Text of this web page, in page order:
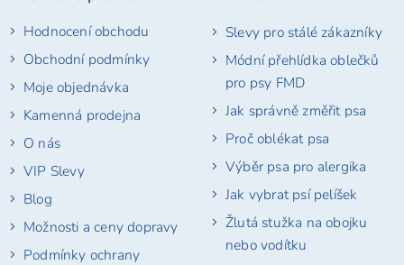
Hodnocení obchodu
Obchodní podmínky
Moje objednávka
Kamenná prodejna
O nás
VIP Slevy
Blog
Možnosti a ceny dopravy
Podmínky ochrany
Slevy pro stálé zákazníky
Módní přehlídka oblečků
pro psy FMD
Jak správně změřit psa
Proč oblékat psa
Výběr psa pro alergika
Jak vybrat psí pelíšek
Žlutá stužka na obojku
nebo vodítku